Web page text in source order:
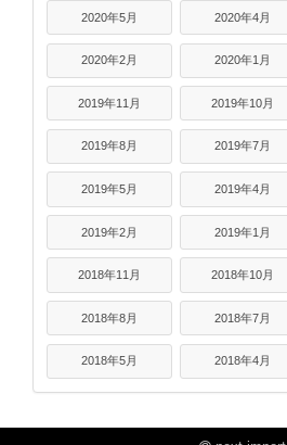
2020年5月 2020年4月
2020年2月 2020年1月
2019年11月 2019年10月
2019年8月 2019年7月
2019年5月 2019年4月
2019年2月 2019年1月
2018年11月 2018年10月
2018年8月 2018年7月
2018年5月 2018年4月